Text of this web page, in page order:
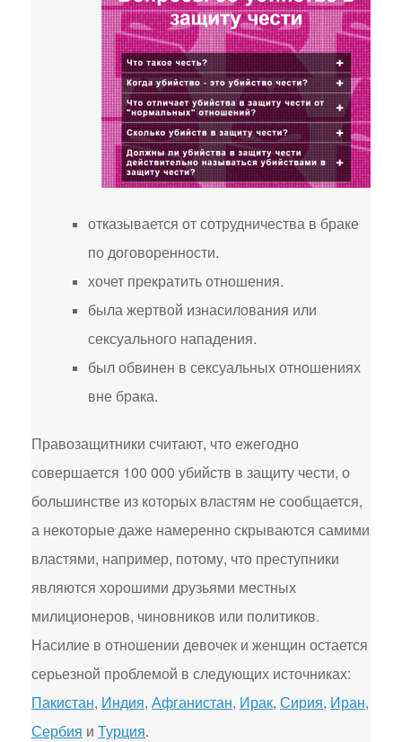
отказывается от сотрудничества в браке
по договоренности.
хочет прекратить отношения.
была жертвой изнасилования или
сексуального нападения.
был обвинен в сексуальных отношениях
вне брака.
Правозащитники считают, что ежегодно
совершается 100 000 убийств в защиту чести, о
большинстве из которых властям не сообщается,
а некоторые даже намеренно скрываются самими
властями, например, потому, что преступники
являются хорошими друзьями местных
милиционеров, чиновников или политиков.
Насилие в отношении девочек и женщин остается
серьезной проблемой в следующих источниках:
Пакистан, Индия, Афганистан, Ирак, Сирия, Иран,
Сербия и Турция.